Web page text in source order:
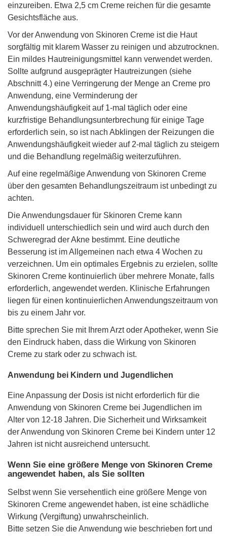
einzureiben. Etwa 2,5 cm Creme reichen für die gesamte
Gesichtsfläche aus.
Vor der Anwendung von Skinoren Creme ist die Haut
sorgfältig mit klarem Wasser zu reinigen und abzutrocknen.
Ein mildes Hautreinigungsmittel kann verwendet werden.
Sollte aufgrund ausgeprägter Hautreizungen (siehe
Abschnitt 4.) eine Verringerung der Menge an Creme pro
Anwendung, eine Verminderung der
Anwendungshäufigkeit auf 1-mal täglich oder eine
kurzfristige Behandlungsunterbrechung für einige Tage
erforderlich sein, so ist nach Abklingen der Reizungen die
Anwendungshäufigkeit wieder auf 2-mal täglich zu steigern
und die Behandlung regelmäßig weiterzuführen.
Auf eine regelmäßige Anwendung von Skinoren Creme
über den gesamten Behandlungszeitraum ist unbedingt zu
achten.
Die Anwendungsdauer für Skinoren Creme kann
individuell unterschiedlich sein und wird auch durch den
Schweregrad der Akne bestimmt. Eine deutliche
Besserung ist im Allgemeinen nach etwa 4 Wochen zu
verzeichnen. Um ein optimales Ergebnis zu erzielen, sollte
Skinoren Creme kontinuierlich über mehrere Monate, falls
erforderlich, angewendet werden. Klinische Erfahrungen
liegen für einen kontinuierlichen Anwendungszeitraum von
bis zu einem Jahr vor.
Bitte sprechen Sie mit Ihrem Arzt oder Apotheker, wenn Sie
den Eindruck haben, dass die Wirkung von Skinoren
Creme zu stark oder zu schwach ist.
Anwendung bei Kindern und Jugendlichen
Eine Anpassung der Dosis ist nicht erforderlich für die
Anwendung von Skinoren Creme bei Jugendlichen im
Alter von 12-18 Jahren. Die Sicherheit und Wirksamkeit
der Anwendung von Skinoren Creme bei Kindern unter 12
Jahren ist nicht ausreichend untersucht.
Wenn Sie eine größere Menge von Skinoren Creme
angewendet haben, als Sie sollten
Selbst wenn Sie versehentlich eine größere Menge von
Skinoren Creme angewendet haben, ist eine schädliche
Wirkung (Vergiftung) unwahrscheinlich.
Bitte setzen Sie die Anwendung wie beschrieben fort und